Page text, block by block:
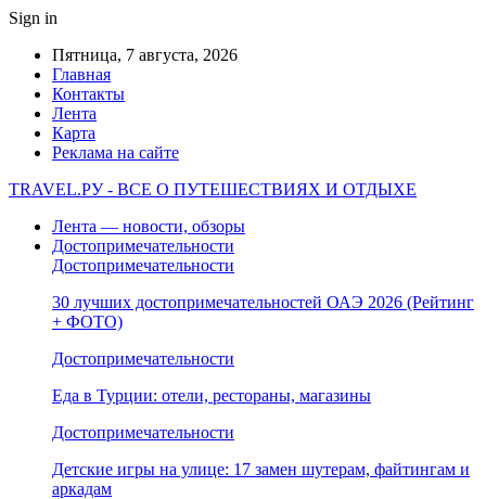
Sign in
Пятница, 7 августа, 2026
Главная
Контакты
Лента
Карта
Реклама на сайте
TRAVEL.РУ - ВСЕ О ПУТЕШЕСТВИЯХ И ОТДЫХЕ
Лента — новости, обзоры
Достопримечательности
Достопримечательности
30 лучших достопримечательностей ОАЭ 2026 (Рейтинг
+ ФОТО)
Достопримечательности
Еда в Турции: отели, рестораны, магазины
Достопримечательности
Детские игры на улице: 17 замен шутерам, файтингам и
аркадам